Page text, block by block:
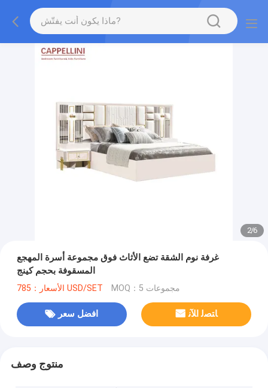
2/6
غرفة نوم الشقة تضع الأثاث فوق مجموعة أسرة المهجع
المسقوفة بحجم كينج
الأسعار：785 USD/SET MOQ：5 مجموعات
افضل سعر ﺎﺘﺼﻟ ﺍﻶﻧ
منتوج وصف